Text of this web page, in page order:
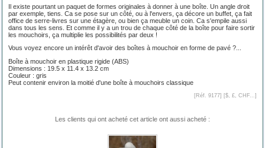
Il existe pourtant un paquet de formes originales à donner à une boîte. Un angle droit
par exemple, tiens. Ca se pose sur un côté, ou à l'envers, ça décore un buffet, ça fait
office de serre-livres sur une étagère, ou bien ça meuble un coin. Ca s'empile aussi
dans tous les sens. Et comme il y a un trou de chaque côté de la boîte pour faire sortir
les mouchoirs, ça multiplie les possibilités par deux !
Vous voyez encore un intérêt d'avoir des boîtes à mouchoir en forme de pavé ?...
Boîte à mouchoir en plastique rigide (ABS)
Dimensions : 19.5 x 11.4 x 13.2 cm
Couleur : gris
Peut contenir environ la moitié d'une boîte à mouchoirs classique
[Réf. 9177] [$, £, CHF... ]
Les clients qui ont acheté cet article ont aussi acheté :